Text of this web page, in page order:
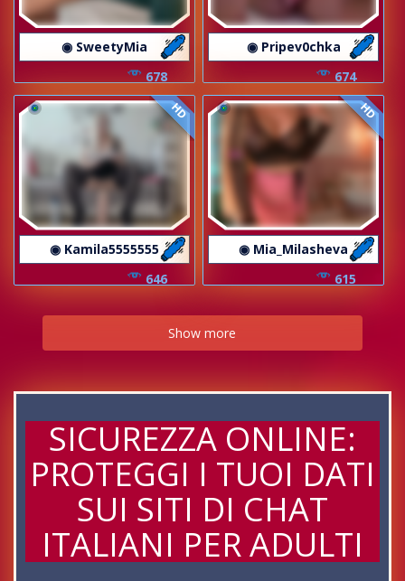
◉ SweetyMia
678
◉ Pripev0chka
674
HD
◉ Kamila5555555
646
HD
◉ Mia_Milasheva
615
Show more
SICUREZZA ONLINE:
PROTEGGI I TUOI DATI
SUI SITI DI CHAT
ITALIANI PER ADULTI